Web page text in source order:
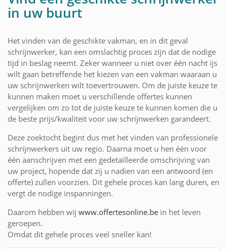
in uw buurt
Het vinden van de geschikte vakman, en in dit geval
schrijnwerker, kan een omslachtig proces zijn dat de nodige
tijd in beslag neemt. Zeker wanneer u niet over één nacht ijs
wilt gaan betreffende het kiezen van een vakman waaraan u
uw schrijnwerken wilt toevertrouwen. Om de juiste keuze te
kunnen maken moet u verschillende offertes kunnen
vergelijken om zo tot de juiste keuze te kunnen komen die u
de beste prijs/kwaliteit voor uw schrijnwerken garandeert.
Deze zoektocht begint dus met het vinden van professionele
schrijnwerkers uit uw regio. Daarna moet u hen één voor
één aanschrijven met een gedetailleerde omschrijving van
uw project, hopende dat zij u nadien van een antwoord (en
offerte) zullen voorzien. Dit gehele proces kan lang duren, en
vergt de nodige inspanningen.
Daarom hebben wij www.offertesonline.be in het leven
geroepen.
Omdat dit gehele proces veel sneller kan!